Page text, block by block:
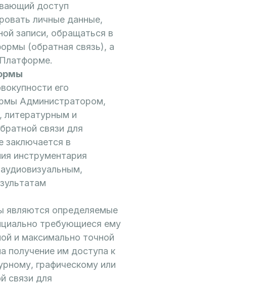
доступ
личные данные,
записи, обращаться в
(обратная связь), а
его
Администратором,
литературным и
связи для
заключается в
инструментария
являются определяемые
требующиеся ему
и максимально точной
получение им доступа к
графическому или
связи для